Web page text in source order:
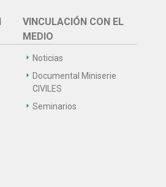
VINCULACIÓN CON EL
MEDIO
Noticias
Documental Miniserie
CIVILES
Seminarios